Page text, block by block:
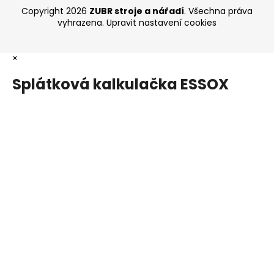
Copyright 2026 ZUBR stroje a nářadí. Všechna práva
vyhrazena. Upravit nastavení cookies
×
Splátková kalkulačka ESSOX